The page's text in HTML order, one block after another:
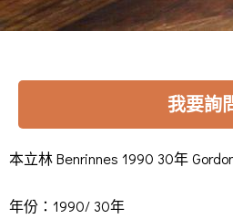
Benrinnes 1990 29yo Gordon
我要詢
本立林 Benrinnes 1990 30年
年份：1990/ 30年